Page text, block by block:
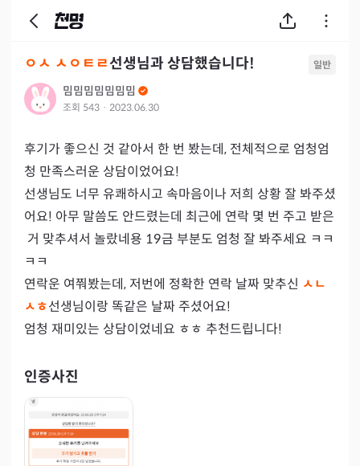
ㅇㅅ ㅅㅇㅌㄹ선생님과 상담했습니다! 일반
밈밈밈밈밈밈밈
조회 543 · 2023.06.30
후기가 좋으신 것 같아서 한 번 봤는데, 전체적으로 엄청엄
청 만족스러운 상담이었어요!
선생님도 너무 유쾌하시고 속마음이나 저희 상황 잘 봐주셨
어요! 아무 말씀도 안드렸는데 최근에 연락 몇 번 주고 받은
거 맞추셔서 놀랐네용 19금 부분도 엄청 잘 봐주세요 ㅋㅋ
ㅋㅋ
연락운 여쭤봤는데, 저번에 정확한 연락 날짜 맞추신 ㅅㄴ
ㅅㅎ선생님이랑 똑같은 날짜 주셨어요!
엄청 재미있는 상담이었네요 ㅎㅎ 추천드립니다!
인증사진